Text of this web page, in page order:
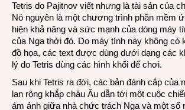
Tetris do Pajitnov viết nhưng là tài sản của
Nó nguyên là một chương trình phần mềm
hiện khả năng và sức mạnh của dòng máy
của Nga thời đó. Do máy tính này không có
đồ họa, các text được dùng dưới dạng các
lý do Tetris dùng các hình khối để chơi.
Sau khi Tetris ra đời, các bản đánh cắp của
lan rộng khắp châu Âu dẫn tới một cuộc
ám ảnh giữa nhà chức trách Nga và một số